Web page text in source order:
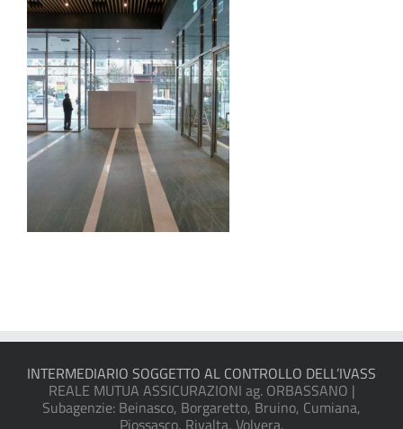
INTERMEDIARIO SOGGETTO AL CONTROLLO DELL’IVASS
REALE MUTUA ASSICURAZIONI ag. ORBASSANO |
Subagenzie: Beinasco, Borgaretto, Bruino, Cumiana,